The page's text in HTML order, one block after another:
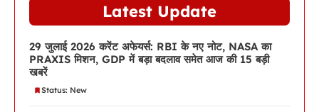
Latest Update
29 जुलाई 2026 करेंट अफेयर्स: RBI के नए नोट, NASA का
PRAXIS मिशन, GDP में बड़ा बदलाव समेत आज की 15 बड़ी
खबरें
Status: New